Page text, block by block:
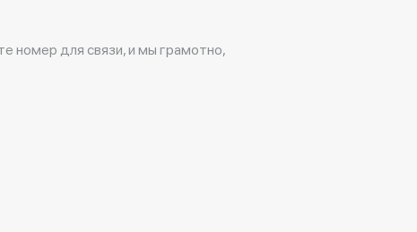
номер для связи, и мы грамотно,